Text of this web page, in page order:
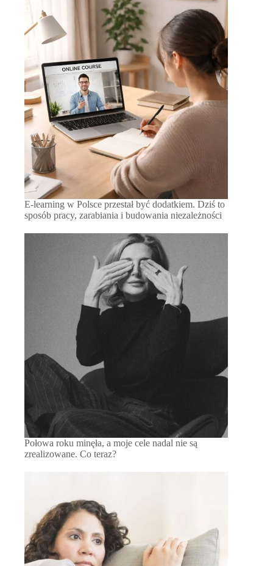
E-learning w Polsce przestał być dodatkiem. Dziś to
sposób pracy, zarabiania i budowania niezależności
Połowa roku minęła, a moje cele nadal nie są
zrealizowane. Co teraz?